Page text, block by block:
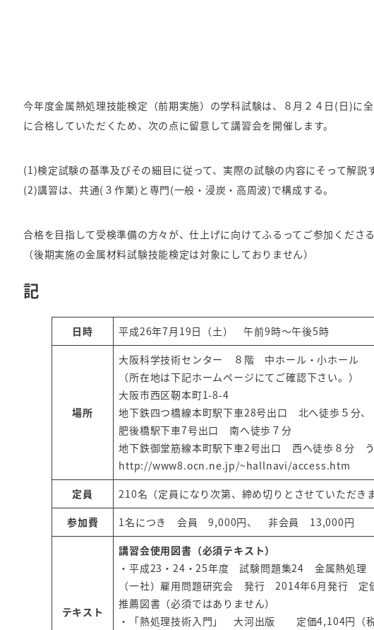
今年度金属熱処理技能検定（前期実施）の学科試験は、８月２４日(日)に
に合格していただくため、次の点に留意して講習会を開催します。
(1)検定試験の基準及びその細目に従って、実際の試験の内容にそって解説す
(2)講習は、共通(３作業)と専門(一般・浸炭・高周波)で構成する。
合格を目指して受検準備の方々が、仕上げに向けてふるってご参加くださ
（後期実施の金属材料試験技能検定は対象にしておりません）
記
日時 平成26年7月19日（土） 午前9時～午後5時
場所
大阪科学技術センター ８階 中ホール・小ホール
（所在地は下記ホームページにてご確認下さい。）
大阪市西区靭本町1-8-4
地下鉄四つ橋線本町駅下車28号出口 北へ徒歩５分、
肥後橋駅下車7号出口 南へ徒歩７分
地下鉄御堂筋線本町駅下車2号出口 西へ徒歩８分
http://www8.ocn.ne.jp/~hallnavi/access.htm
定員
210名（定員になり次第、締め切りとさせていただきま
参加費
1名につき 会員 9,000円、 非会員 13,000円
テキスト
講習会使用図書（必須テキスト）
・平成23・24・25年度 試験問題集24 金属熱処理
（一社）雇用問題研究会 発行 2014年6月発行 定
推薦図書（必須ではありません）
・「熱処理技術入門」 大河出版 定価4,104円（